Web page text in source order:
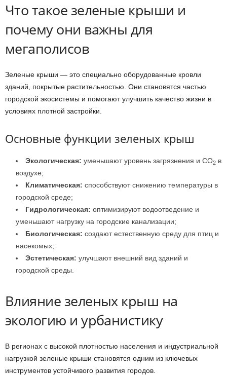
Что такое зеленые крыши и
почему они важны для
мегаполисов
Зеленые крыши — это специально оборудованные кровли
зданий, покрытые растительностью. Они становятся частью
городской экосистемы и помогают улучшить качество жизни в
условиях плотной застройки.
Основные функции зеленых крыш
Экологическая: уменьшают уровень загрязнения и CO2 в
воздухе;
Климатическая: способствуют снижению температуры в
городской среде;
Гидрологическая: оптимизируют водоотведение и
уменьшают нагрузку на городские канализации;
Биологическая: создают естественную среду для птиц и
насекомых;
Эстетическая: улучшают внешний вид зданий и
городской среды.
Влияние зеленых крыш на
экологию и урбанистику
В регионах с высокой плотностью населения и индустриальной
нагрузкой зеленые крыши становятся одним из ключевых
инструментов устойчивого развития городов.